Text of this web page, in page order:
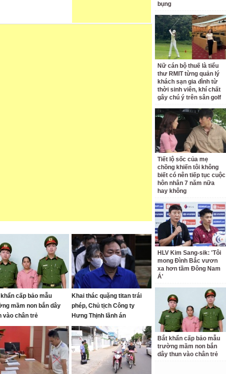
cấp bảo mẫu
mầm non bắn dây
vào chân trẻ
Khai thác quặng titan trái
phép, Chủ tịch Công ty
Hưng Thịnh lãnh án
bụng
Nữ cán bộ thuế là tiểu
thư RMIT từng quản lý
khách sạn gia đình từ
thời sinh viên, khí chất
gây chú ý trên sân golf
Tiết lộ sốc của mẹ
chồng khiến tôi không
biết có nên tiếp tục cuộc
hôn nhân 7 năm nữa
hay không
HLV Kim Sang-sik: 'Tôi
mong Đình Bắc vươn
xa hơn tầm Đông Nam
Á'
Bắt khẩn cấp bảo mẫu
trường mầm non bắn
dây thun vào chân trẻ